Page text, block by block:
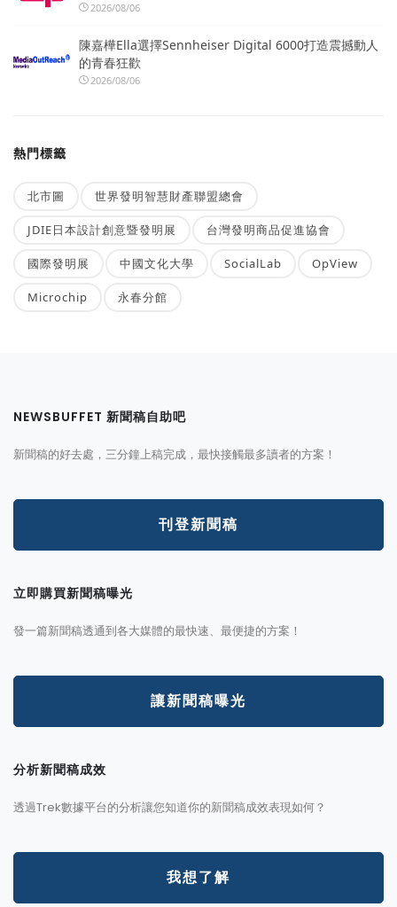
2026/08/06
陳嘉樺Ella選擇Sennheiser Digital 6000打造震撼動人
的青春狂歡
2026/08/06
熱門標籤
北市圖 世界發明智慧財產聯盟總會
JDIE日本設計創意暨發明展 台灣發明商品促進協會
國際發明展 中國文化大學 SocialLab OpView
Microchip 永春分館
NEWSBUFFET 新聞稿自助吧
新聞稿的好去處，三分鐘上稿完成，最快接觸最多讀者的方案！
刊登新聞稿
立即購買新聞稿曝光
發一篇新聞稿透通到各大媒體的最快速、最便捷的方案！
讓新聞稿曝光
分析新聞稿成效
透過Trek數據平台的分析讓您知道你的新聞稿成效表現如何？
我想了解